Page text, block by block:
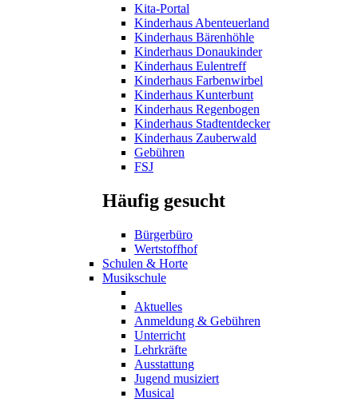
Kita-Portal
Kinderhaus Abenteuerland
Kinderhaus Bärenhöhle
Kinderhaus Donaukinder
Kinderhaus Eulentreff
Kinderhaus Farbenwirbel
Kinderhaus Kunterbunt
Kinderhaus Regenbogen
Kinderhaus Stadtentdecker
Kinderhaus Zauberwald
Gebühren
FSJ
Häufig gesucht
Bürgerbüro
Wertstoffhof
Schulen & Horte
Musikschule
Aktuelles
Anmeldung & Gebühren
Unterricht
Lehrkräfte
Ausstattung
Jugend musiziert
Musical